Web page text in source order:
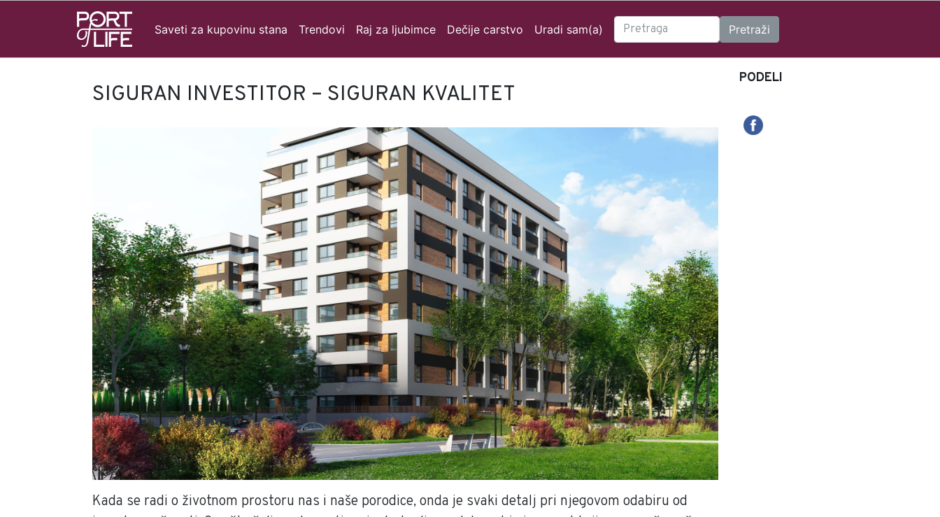
Saveti za kupovinu stana Trendovi Raj za ljubimce Dečije carstvo Uradi sam(a)
SIGURAN INVESTITOR – SIGURAN KVALITET
Kada se radi o životnom prostoru nas i naše porodice, onda je svaki detalj pri njegovom odabiru od
PODELI